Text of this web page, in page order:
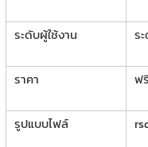
ระดับผู้ใช้งาน ร
ราคา ฟ
รูปแบบไฟล์